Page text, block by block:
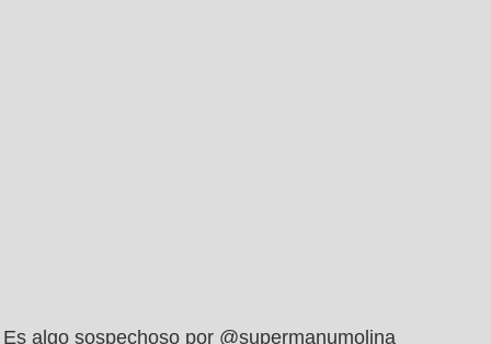
Es algo sospechoso por @supermanumolina